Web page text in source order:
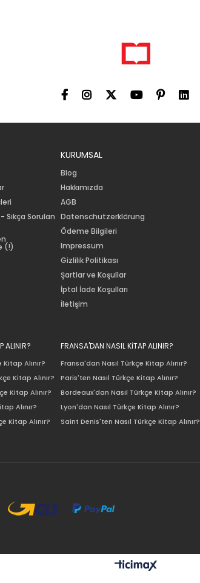
Sıkça Sorulan
(!)
KURUMSAL
Blog
Hakkımızda
AGB
Datenschutzerklärung
Ödeme Bilgileri
Impressum
Gizlilik Politikası
Şartlar ve Koşullar
İptal İade Koşulları
İletişim
ALINIR?
Alınır?
Kitap Alınır?
Kitap Alınır?
Alınır?
Kitap Alınır?
FRANSA'DAN NASIL KİTAP ALINIR?
Fransa'dan Nasıl Türkçe Kitap Alınır?
Paris'ten Nasıl Türkçe Kitap Alınır?
Bordeaux'dan Nasıl Türkçe Kitap Alınır?
Lyon'dan Nasıl Türkçe Kitap Alınır?
Saint Denis'ten Nasıl Türkçe Kitap Alınır?